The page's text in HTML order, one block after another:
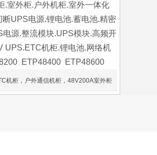
.室外柜.户外机柜.室外一体化
UPS电源.锂电池.蓄电池.精密
源.整流模块.UPS模块.高频开
UPS.ETC机柜.锂电池.网络机
ETP48400 ETP48600
机柜，户外通信机柜，48V200A室外柜